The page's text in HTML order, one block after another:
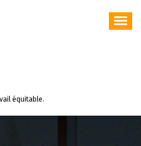
équitable.